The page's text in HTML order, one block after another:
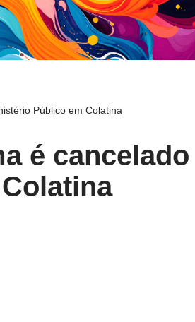
Público em Colatina
é